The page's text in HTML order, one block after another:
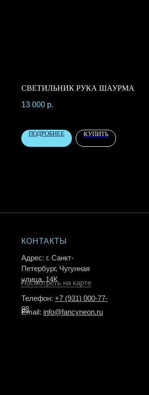
СВЕТИЛЬНИК РУКА ШАУРМА
13 000 р.
ПОДРОБНЕЕ КУПИТЬ
КОНТАКТЫ
Посмотреть на карте
Адрес: г. Санкт-
Петербург, Чугунная
улица, 14К
Телефон: +7 (931) 000-77-
88
Email: info@fancyneon.ru